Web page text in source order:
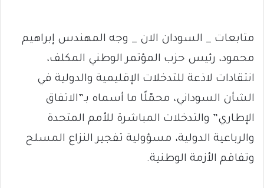
متابعات _ السودان الان _ وجه المهندس إبراهيم
محمود، رئيس حزب المؤتمر الوطني المكلف،
انتقادات لاذعة للتدخلات الإقليمية والدولية في
الشأن السوداني، محمّلًا ما أسماه بـ”الاتفاق
الإطاري” والتدخلات المباشرة للأمم المتحدة
والرباعية الدولية، مسؤولية تفجير النزاع المسلح
وتفاقم الأزمة الوطنية.